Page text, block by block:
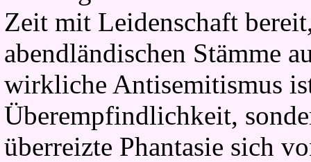
Zeit mit Leidenschaft
abendländischen Stämme
wirkliche Antisemitismus
Überempfindlichkeit,
überreizte Phantasie sich